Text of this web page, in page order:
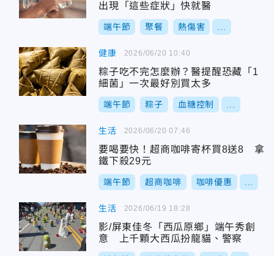
出現「這些症狀」快就醫
端午節 聚餐 熱傷害
健康
粽子吃不完怎麼辦？醫提醒恐藏「1
細菌」一次最好別買太多
端午節 粽子 血糖控制
2026/06/20 10:40
生活
要喝要快！超商咖啡寄杯買8送8 拿
鐵下殺29元
端午節 超商咖啡 咖啡優惠
2026/06/20 07:46
生活
影/屏東佳冬「西瓜原鄉」端午秀創
意 上千顆大西瓜扮龍貓、警察
2026/06/19 18:28